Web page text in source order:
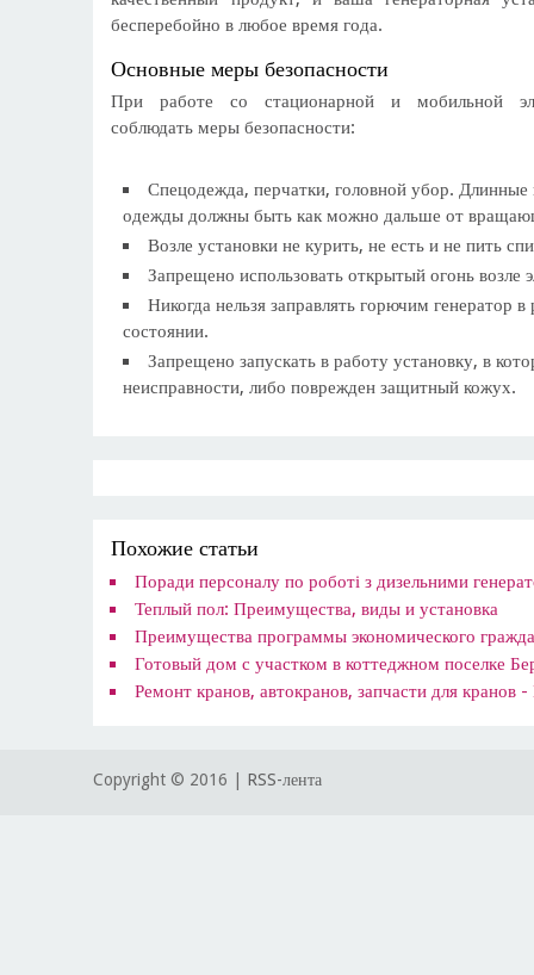
бесперебойно в любое время года.
Основные меры безопасности
При работе со стационарной и мобильной
соблюдать меры безопасности:
Спецодежда, перчатки, головной убор.
одежды должны быть как можно дальше от
Возле установки не курить, не есть и не пить
Запрещено использовать открытый огонь возле
Никогда нельзя заправлять горючим генератор
состоянии.
Запрещено запускать в работу установку, в
неисправности, либо поврежден защитный кожух.
Похожие статьи
​Поради персоналу по роботі з дизельними
​Теплый пол: Преимущества, виды и установка
​Преимущества программы экономического
​Готовый дом с участком в коттеджном поселке
​Ремонт кранов, автокранов, запчасти для кранов
Copyright © 2016 | RSS-лента